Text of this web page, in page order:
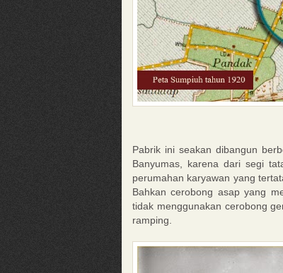
Pabrik ini seakan dibangun
Banyumas, karena dari segi
perumahan karyawan yang
Bahkan cerobong asap yang
tidak menggunakan cerobong
ramping.